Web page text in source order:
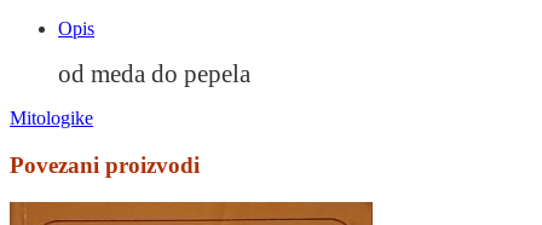
Opis
od meda do pepela
Mitologike
Povezani proizvodi